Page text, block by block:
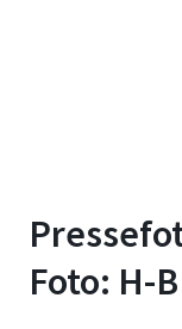
Foto: H-